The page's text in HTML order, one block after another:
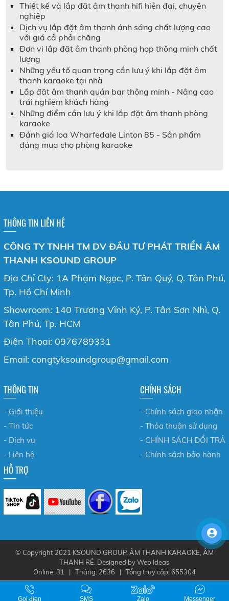
Thiết kế và lắp đặt âm thanh hifi hiện đại, chuyên
nghiệp
Dịch vụ lắp đặt âm thanh ánh sáng chất lượng cao
với giá cả phải chăng
Đơn vị lắp đặt âm thanh phòng họp thông minh chất
lượng
Những yếu tố quan trọng cần lưu ý khi lắp đặt âm
thanh karaoke tại nhà
Lắp đặt âm thanh quán bar thông minh - Nâng cao
trải nghiệm khách hàng
Những điểm cần lưu ý khi lắp đặt âm thanh phòng
karaoke
Đánh giá loa Wharfedale Linton 85 - Sản phẩm
đáng mua cho phòng karaoke
THÔNG TIN LIÊN HỆ
CÔNG TY TNHH TM DV ĐẦU TƯ PHÁT TRIỂN ÂM
THANH KSOUND GROUP
Địa Chỉ Cty: 1A Phạm Ngọc, P. Tân Quý, Q. Tân Phú,
Tp. Hồ Chí Minh
Showroom: 140 Trương Vĩnh Ký, P. Tân Sơn Nhì, Q.
Tân Phú, Tp. HCM
Điện Thoại: 0976789331
Email: congtyksoundgroup@gmail.com
THÔNG TIN
- Giới thiệu
- Tin tức
- Dịch vụ
- Liên hệ
CHÍNH SÁCH
- Chính sách giao nhận
- Thỏa thuận sử dụng
- CHÍNH SÁCH ĐỔI TRẢ
- Chính sách bảo hành
HỖ TRỢ
© Copyright 2021 KSOUND GROUP, ÂM THANH KARAOKE, ÂM
THANH RẺ. Designed byWeb Ideas
Online: 31 | Tháng: 2636 | Tổng truy cập: 655304
Gọi điẹn SMS Zalo Messenger